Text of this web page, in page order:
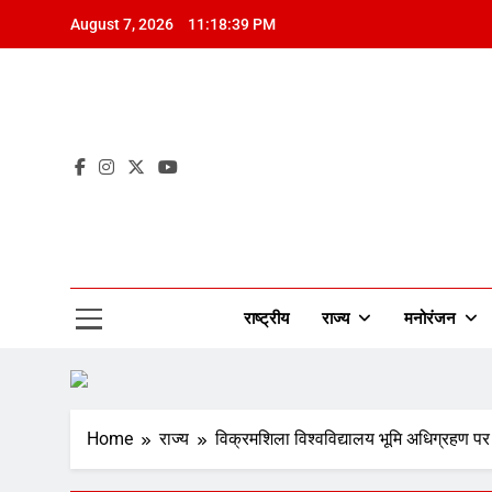
August 7, 2026 11:18:40 PM
राष्ट्रीय राज्य मनोरंजन
Home राज्य विक्रमशिला विश्वविद्यालय भूमि अधिग्रहण